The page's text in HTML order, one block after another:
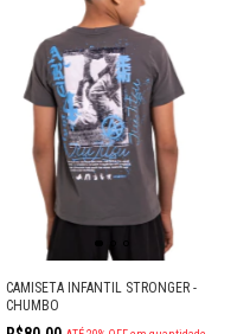
CAMISETA INFANTIL STRONGER -
CHUMBO